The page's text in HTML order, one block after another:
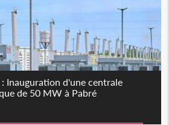
: Inauguration d'une centrale
de 50 MW à Pabré